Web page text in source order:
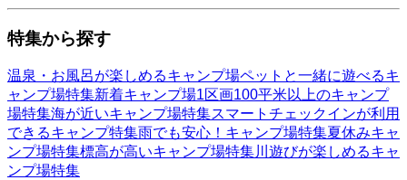
特集から探す
温泉・お風呂が楽しめるキャンプ場ペットと一緒に遊べるキ
ャンプ場特集新着キャンプ場1区画100平米以上のキャンプ
場特集海が近いキャンプ場特集スマートチェックインが利用
できるキャンプ特集雨でも安心！キャンプ場特集夏休みキャ
ンプ場特集標高が高いキャンプ場特集川遊びが楽しめるキャ
ンプ場特集